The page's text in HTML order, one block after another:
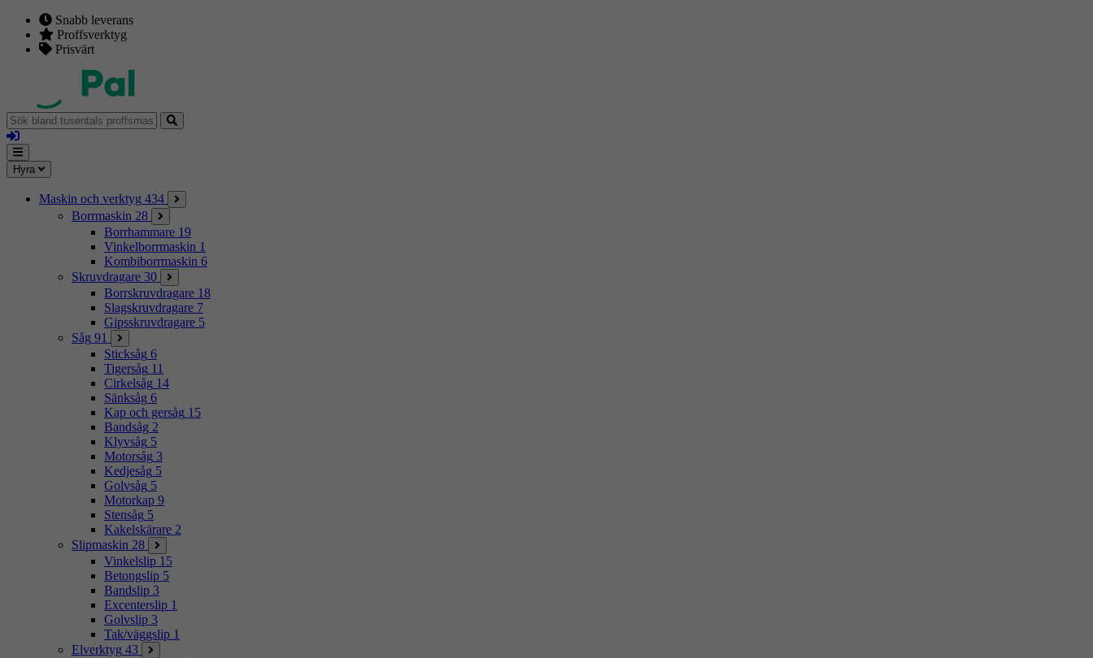
Snabb leverans
Proffsverktyg
Prisvärt
Sök
bland
tusentals
proffsmaskiner
Logga
in
Mina
sidor
Meny
Hyra
Maskin och verktyg 434
Borrmaskin 28
Borrhammare 19
Vinkelborrmaskin 1
Kombiborrmaskin 6
Skruvdragare 30
Borrskruvdragare 18
Slagskruvdragare 7
Gipsskruvdragare 5
Såg 91
Sticksåg 6
Tigersåg 11
Cirkelsåg 14
Sänksåg 6
Kap och gersåg 15
Bandsåg 2
Klyvsåg 5
Motorsåg 3
Kedjesåg 5
Golvsåg 5
Motorkap 9
Stensåg 5
Kakelskärare 2
Slipmaskin 28
Vinkelslip 15
Betongslip 5
Bandslip 3
Excenterslip 1
Golvslip 3
Tak/väggslip 1
Elverktyg 43